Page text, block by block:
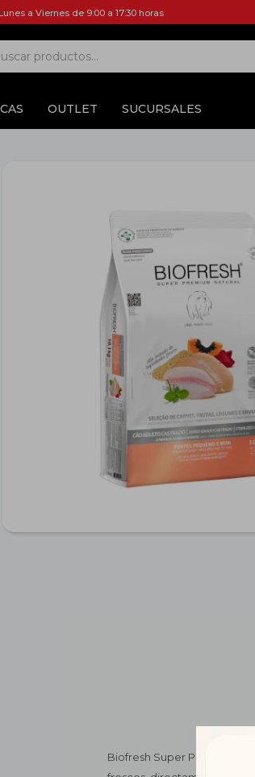
OUTLET SUCURSALES
Lunes a Viernes de 9:00 a 17:30 horas
Biofresh Super Premium